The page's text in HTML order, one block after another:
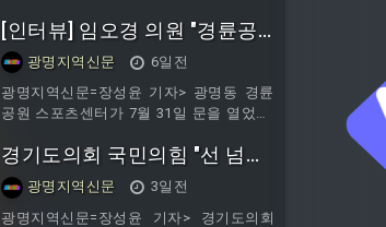
의회’를 개최했다.이번
[인터뷰] 임오경 의원 "경륜공
원 스포츠센터 개관...문화·스포
츠 콤플렉스 조성하겠다"
광명지역신문
6일전
광명지역신문=장성윤 기자> 광명동 경륜
공원 스포츠센터가 7월 31일 문을 열었다.
비금 승인과 개발제한구역 관리계획 변경
을 지원하며 사업 추진의 기반을 마련했
다. 임 의원은 이번 개관을 시작으로 경륜
장 일대를 시민 중심의 문화·스포츠 공간
경기도의회 국민의힘 "선 넘는
추미애 품격 떨어져...재정 비상
부터 해결하라"
광명지역신문
3일전
광명지역신문=장성윤 기자> 경기도의회